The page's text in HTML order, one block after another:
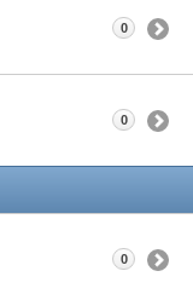
0
0
0